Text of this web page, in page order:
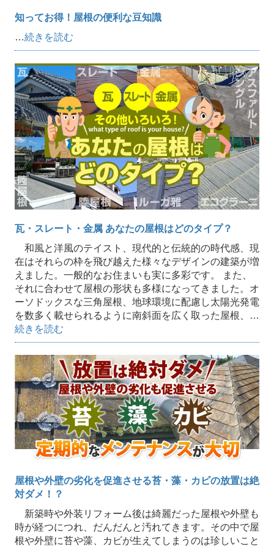
知ってお得！屋根の便利な豆知識
…続きを読む
瓦・スレート・金属 あなたの屋根はどのタイプ？
和風と洋風のテイスト、現代的と伝統的の時代感、現
在はそれらの枠を飛び越えた様々なデザインの建築が増
えました。一般的なお住まいも実に多彩です。 また、
それに合わせて屋根の形状も多様になってきました。オ
ーソドックスな三角屋根、地球環境に配慮し太陽光発電
を数多く載せられるように南斜面を広く取った屋根、…
続きを読む
屋根や外壁の劣化を促進させる苔・藻・カビの放置は絶
対ダメ！？
新築時や外装リフォーム後は綺麗だった屋根や外壁も
時が経つにつれ、だんだんと汚れてきます。その中で屋
根や外壁に苔や藻、カビが生えてしまうのは珍しいこと